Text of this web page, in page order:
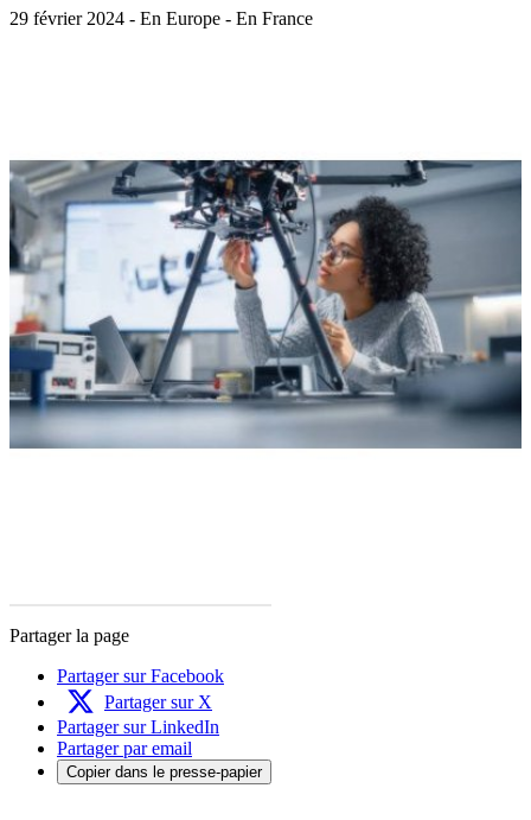
29 février 2024 - En Europe - En France
Partager la page
Partager sur Facebook
Partager sur X
Partager sur LinkedIn
Partager par email
Copier dans le presse-papier